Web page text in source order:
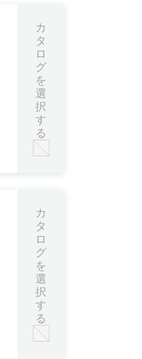
カ
タ
ロ
グ
を
選
択
す
る
カ
タ
ロ
グ
を
選
択
す
る